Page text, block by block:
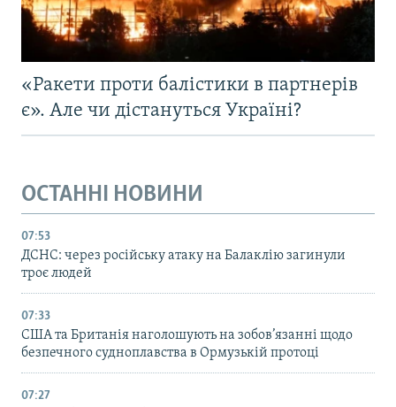
«Ракети проти балістики в партнерів
є». Але чи дістануться Україні?
ОСТАННІ НОВИНИ
07:53
ДСНС: через російську атаку на Балаклію загинули
троє людей
07:33
США та Британія наголошують на зобов’язанні щодо
безпечного судноплавства в Ормузькій протоці
07:27